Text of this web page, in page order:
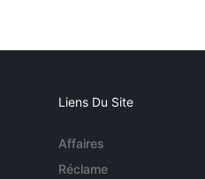
Liens Du Site
Affaires
Réclame